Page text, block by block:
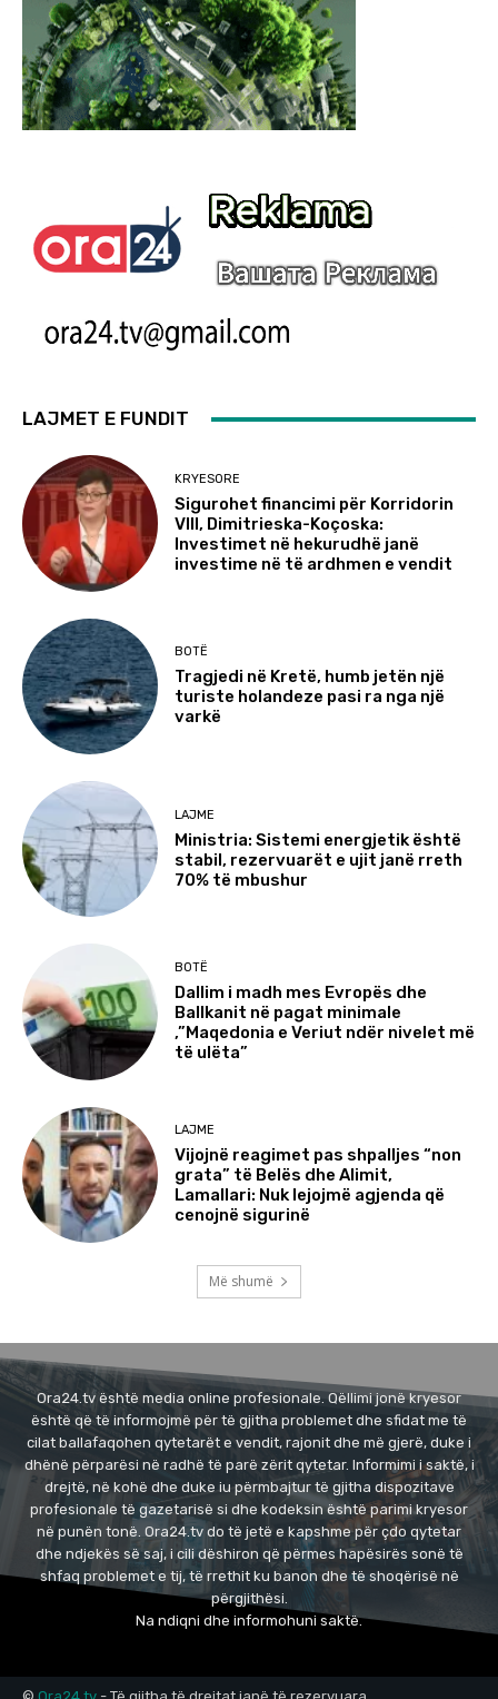
LAJMET E FUNDIT
KRYESORE
Sigurohet financimi për Korridorin
VIII, Dimitrieska-Koçoska:
Investimet në hekurudhë janë
investime në të ardhmen e vendit
BOTË
Tragjedi në Kretë, humb jetën një
turiste holandeze pasi ra nga një
varkë
LAJME
Ministria: Sistemi energjetik është
stabil, rezervuarët e ujit janë rreth
70% të mbushur
BOTË
Dallim i madh mes Evropës dhe
Ballkanit në pagat minimale
,”Maqedonia e Veriut ndër nivelet më
të ulëta”
LAJME
Vijojnë reagimet pas shpalljes “non
grata” të Belës dhe Alimit,
Lamallari: Nuk lejojmë agjenda që
cenojnë sigurinë
Më shumë
Ora24.tv është media online profesionale. Qëllimi jonë kryesor
është që të informojmë për të gjitha problemet dhe sfidat me të
cilat ballafaqohen qytetarët e vendit, rajonit dhe më gjerë, duke i
dhënë përparësi në radhë të parë zërit qytetar. Informimi i saktë, i
drejtë, në kohë dhe duke iu përmbajtur të gjitha dispozitave
profesionale të gazetarisë si dhe kodeksin është parimi kryesor
në punën tonë. Ora24.tv do të jetë e kapshme për çdo qytetar
dhe ndjekës së saj, i cili dëshiron që përmes hapësirës sonë të
shfaq problemet e tij, të rrethit ku banon dhe të shoqërisë në
përgjithësi.
Na ndiqni dhe informohuni saktë.